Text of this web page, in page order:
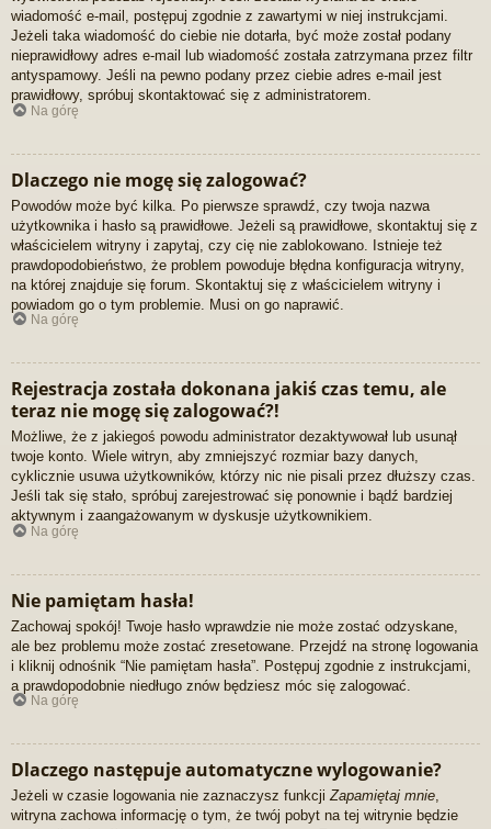
wiadomość e-mail, postępuj zgodnie z zawartymi w niej instrukcjami.
Jeżeli taka wiadomość do ciebie nie dotarła, być może został podany
nieprawidłowy adres e-mail lub wiadomość została zatrzymana przez filtr
antyspamowy. Jeśli na pewno podany przez ciebie adres e-mail jest
prawidłowy, spróbuj skontaktować się z administratorem.
Na górę
Dlaczego nie mogę się zalogować?
Powodów może być kilka. Po pierwsze sprawdź, czy twoja nazwa
użytkownika i hasło są prawidłowe. Jeżeli są prawidłowe, skontaktuj się z
właścicielem witryny i zapytaj, czy cię nie zablokowano. Istnieje też
prawdopodobieństwo, że problem powoduje błędna konfiguracja witryny,
na której znajduje się forum. Skontaktuj się z właścicielem witryny i
powiadom go o tym problemie. Musi on go naprawić.
Na górę
Rejestracja została dokonana jakiś czas temu, ale
teraz nie mogę się zalogować?!
Możliwe, że z jakiegoś powodu administrator dezaktywował lub usunął
twoje konto. Wiele witryn, aby zmniejszyć rozmiar bazy danych,
cyklicznie usuwa użytkowników, którzy nic nie pisali przez dłuższy czas.
Jeśli tak się stało, spróbuj zarejestrować się ponownie i bądź bardziej
aktywnym i zaangażowanym w dyskusje użytkownikiem.
Na górę
Nie pamiętam hasła!
Zachowaj spokój! Twoje hasło wprawdzie nie może zostać odzyskane,
ale bez problemu może zostać zresetowane. Przejdź na stronę logowania
i kliknij odnośnik “Nie pamiętam hasła”. Postępuj zgodnie z instrukcjami,
a prawdopodobnie niedługo znów będziesz móc się zalogować.
Na górę
Dlaczego następuje automatyczne wylogowanie?
Jeżeli w czasie logowania nie zaznaczysz funkcjiZapamiętaj mnie,
witryna zachowa informację o tym, że twój pobyt na tej witrynie będzie